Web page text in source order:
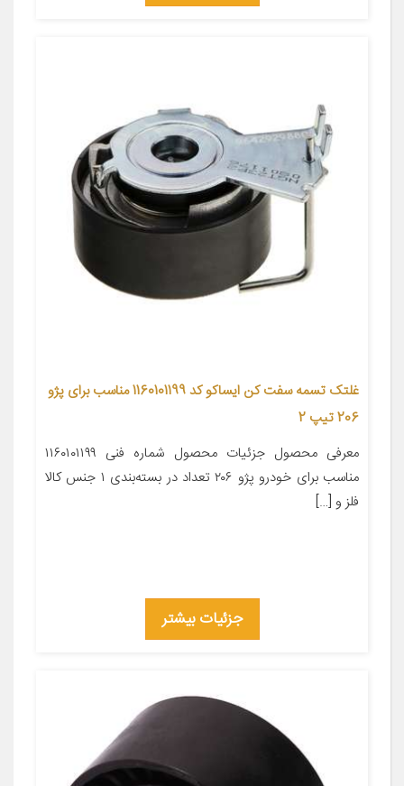
غلتک تسمه سفت کن ایساکو کد 1160101199 مناسب برای پژو
206 تیپ 2
معرفی محصول جزئیات محصول شماره فنی ۱۱۶۰۱۰۱۱۹۹
مناسب برای خودرو پژو ۲۰۶ تعداد در بسته‌بندی ۱ جنس کالا
فلز و […]
جزئیات بیشتر